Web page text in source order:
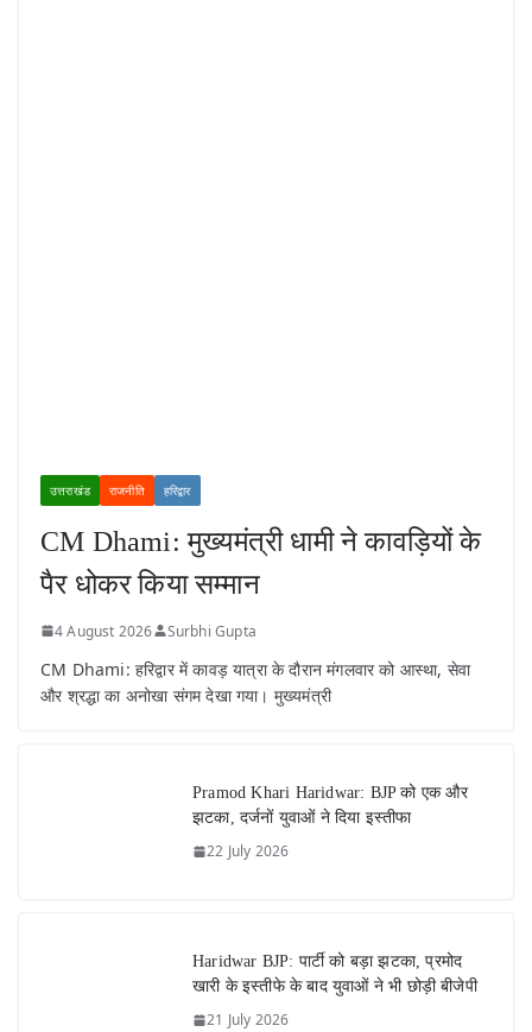
उत्तराखंड राजनीति हरिद्वार
CM Dhami: मुख्यमंत्री धामी ने कावड़ियों के
पैर धोकर किया सम्मान
4 August 2026 Surbhi Gupta
CM Dhami: हरिद्वार में कावड़ यात्रा के दौरान मंगलवार को आस्था, सेवा
और श्रद्धा का अनोखा संगम देखा गया। मुख्यमंत्री
Pramod Khari Haridwar: BJP को एक और
झटका, दर्जनों युवाओं ने दिया इस्तीफा
22 July 2026
Haridwar BJP: पार्टी को बड़ा झटका, प्रमोद
खारी के इस्तीफे के बाद युवाओं ने भी छोड़ी बीजेपी
21 July 2026